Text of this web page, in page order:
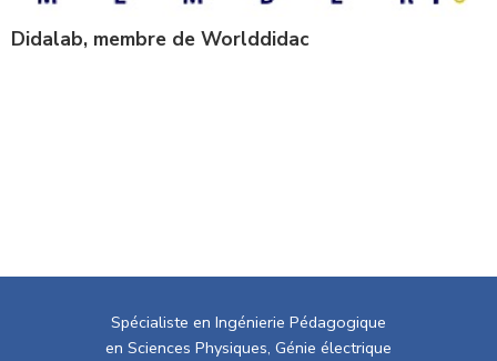
Didalab, membre de Worlddidac
Spécialiste en Ingénierie Pédagogique
en Sciences Physiques, Génie électrique